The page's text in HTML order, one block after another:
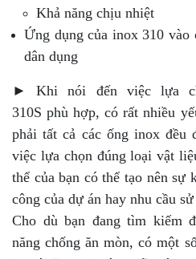
Khả năng chịu nhiệt
Ứng dụng của inox 310 vào
dân dụng
► Khi nói đến việc lựa
310S phù hợp, có rất nhiều
phải tất cả các ống inox đều
việc lựa chọn đúng loại vật
thể của bạn có thể tạo nên sự
công của dự án hay nhu cầu
Cho dù bạn đang tìm kiếm
năng chống ăn mòn, có một